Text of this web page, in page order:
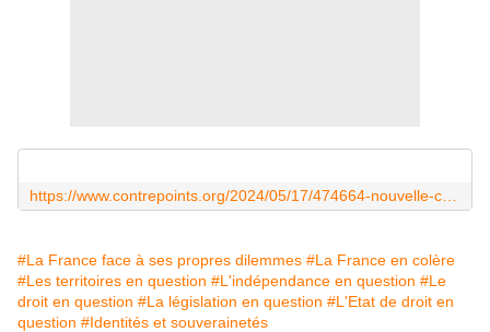
#La France face à ses propres dilemmes #La France en colère
#Les territoires en question #L'indépendance en question #Le
droit en question #La législation en question #L'Etat de droit en
question #Identités et souverainetés